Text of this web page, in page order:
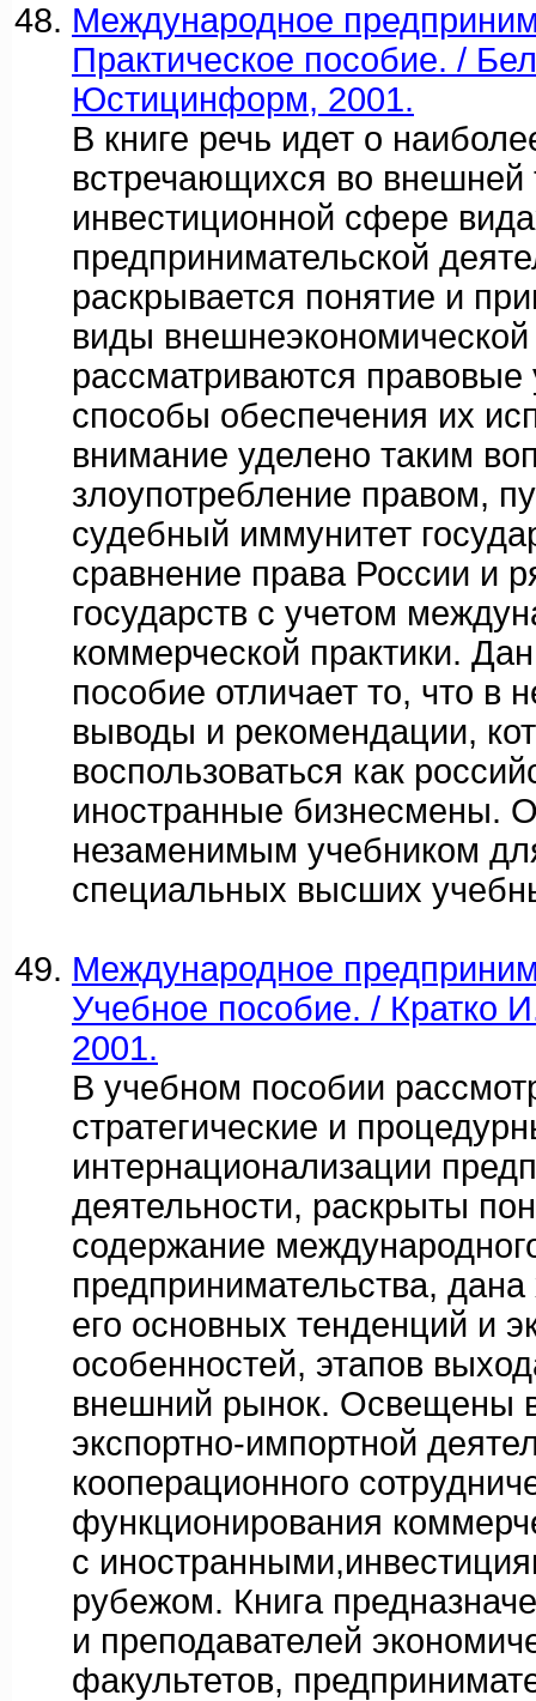
Международное
Практическое пособие. /
Юстицинформ, 2001.
В книге речь идет о
встречающихся во внешней
инвестиционной сфере
предпринимательской
раскрывается понятие и
виды внешнеэкономической
рассматриваются правовые
способы обеспечения их
внимание уделено таким
злоупотребление правом,
судебный иммунитет
сравнение права России и
государств с учетом
коммерческой практики.
пособие отличает то, что в
выводы и рекомендации,
воспользоваться как
иностранные бизнесмены.
незаменимым учебником
специальных высших
Международное
Учебное пособие. / Кратко
2001.
В учебном пособии
стратегические и
интернационализации
деятельности, раскрыты
содержание
предпринимательства, дана
его основных тенденций и
особенностей, этапов
внешний рынок. Освещены
экспортно-импортной
кооперационного
функционирования
с
рубежом. Книга
и преподавателей
факультетов,